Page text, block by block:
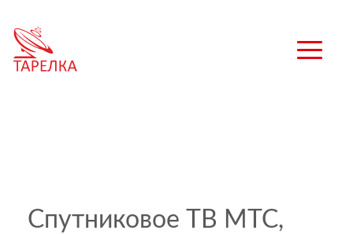
Спутниковое ТВ МТС,